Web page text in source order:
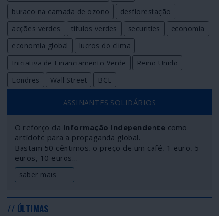
buraco na camada de ozono
desflorestação
acções verdes
títulos verdes securities
economia
economia global
lucros do clima
Iniciativa de Financiamento Verde
Reino Unido
Londres
Wall Street BCE
ASSINANTES SOLIDÁRIOS
O reforço da Informação Independente como
antídoto para a propaganda global.
Bastam 50 cêntimos, o preço de um café, 1 euro, 5
euros, 10 euros…
saber mais
// ÚLTIMAS